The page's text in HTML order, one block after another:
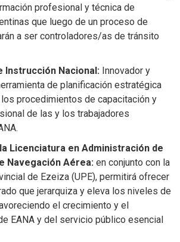
profesional y técnica de
que luego de un proceso de
a ser controladores/as de tránsito
Instrucción Nacional: Innovador y
de planificación estratégica
procedimientos de capacitación y
de las y los trabajadores
Licenciatura en Administración de
Navegación Aérea:en conjunto con la
de Ezeiza (UPE), permitirá ofrecer
que jerarquiza y eleva los niveles de
el crecimiento y el
EANA y del servicio público esencial